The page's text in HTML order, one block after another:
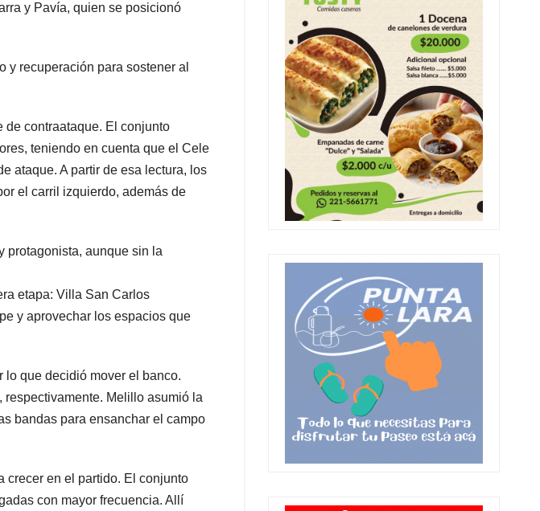
y Pavía, quien se posicionó
y recuperación para sostener al
de contraataque. El conjunto
teniendo en cuenta que el Cele
ataque. A partir de esa lectura, los
el carril izquierdo, además de
protagonista, aunque sin la
etapa: Villa San Carlos
y aprovechar los espacios que
que decidió mover el banco.
Melillo asumió la
bandas para ensanchar el campo
crecer en el partido. El conjunto
con mayor frecuencia. Allí